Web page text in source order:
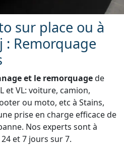
sur place ou à
Remorquage
et le remorquagede
et VL: voiture, camion,
ou moto, etc à Stains,
prise en charge efficace de
Nos experts sont à
et 7 jours sur 7.